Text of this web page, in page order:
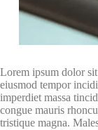
Lorem ipsum dolor
eiusmod tempor
imperdiet massa
congue mauris
tristique magna.